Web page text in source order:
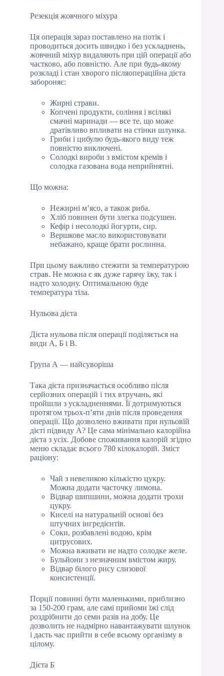
Резекція жовчного міхура
Ця операція зараз поставлено на потік і
проводиться досить швидко і без ускладнень,
жовчний міхур видаляють при цій операції або
частково, або повністю. Але при будь-якому
розкладі і стан хворого післяопераційна дієта
забороняє:
Жирні страви.
Копчені продукти, соління і всілякі
смачні маринади — все те, що може
дратівливо впливати на стінки шлунка.
Гриби і цибулю будь-якого виду теж
повністю виключені.
Солодкі вироби з вмістом кремів і
солодка газована вода неприйнятні.
Що можна:
Нежирні м’ясо, а також риба.
Хліб повинен бути злегка подсушен.
Кефір і несолодкі йогурти, сир.
Вершкове масло використовувати
небажано, краще брати рослинна.
При цьому важливо стежити за температурою
страв. Не можна є як дуже гарячу їжу, так і
надто холодну. Оптимальною буде
температура тіла.
Нульова дієта
Дієта нульова після операції поділяється на
види А, Б і В.
Група А — найсуворіша
Така дієта призначається особливо після
серйозних операцій і тих втручань, які
пройшли з ускладненнями. Її дотримуються
протягом трьох-п’яти днів після проведення
операції. Що дозволено вживати при нульовій
дієті підвиду А? Це сама мінімально калорійна
дієта з усіх. Добове споживання калорій згідно
меню складає всього 780 кілокалорій. Зміст
раціону:
Чай з невеликою кількістю цукру.
Можна додати часточку лимона.
Відвар шипшини, можна додати трохи
цукру.
Киселі на натуральній основі без
штучних інгредієнтів.
Соки, розбавлені водою, крім
цитрусових.
Можна вживати не надто солодке желе.
Бульйони з незначним вмістом жиру.
Відвар білого рису слизової
консистенції.
Порції повинні бути маленькими, приблизно
за 150-200 грам, але самі прийоми їжі слід
роздрібнити до семи разів на добу. Це
дозволить не надмірно навантажувати шлунок
і дасть час прийти в себе всьому організму в
цілому.
Дієта Б